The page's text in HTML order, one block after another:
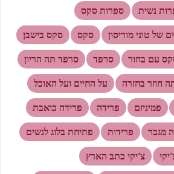
נשית ספרות סקס
של טוני מוריסון סקס סקס בישבן
עם בחור סרפד סרפד תה הריון
חוזר בחזרה על החיים ועל האוכל
פמיניזם פרידה פרידה כואבת
מגבר פרידות פתיחת בלוג לנשים
צ'יקי כתב הארץ